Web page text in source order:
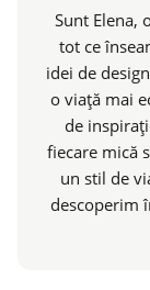
Sunt Elena,
tot ce
idei de
o viață mai
de
fiecare mică
un stil de
descoperim